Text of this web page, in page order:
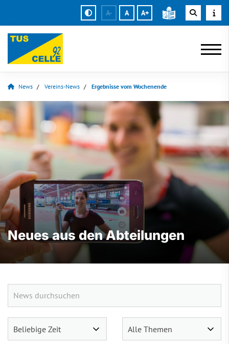
A- A A+
News Vereins-News Ergebnisse vom Wochenende
Neues aus den Abteilungen